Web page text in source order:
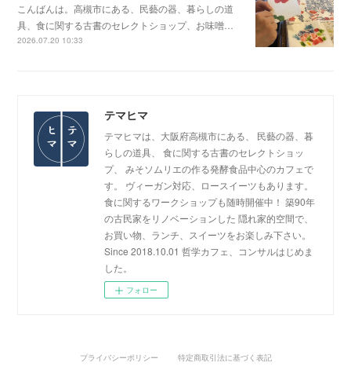
こんばんは。高槻市にある、民藝の器、暮らしの道
具、食に関する古書のセレクトショップ、お味噌…
2026.07.20 10:33
テマヒマ
テマヒマは、大阪府高槻市にある、 民藝の器、暮
らしの道具、 食に関する古書のセレクトショッ
プ、 みそソムリエの作る発酵食品中心のカフェで
す。 ヴィーガン対応、ロースイーツもあります。
食に関するワークショップも随時開催中！ 築90年
の古民家をリノベーションした 隠れ家的空間で、
お買い物、ランチ、スイーツをお楽しみ下さい。
Since 2018.10.01 哲学カフェ、コンサルはじめま
した。
フォロー
プライバシーポリシー 特定商取引法に基づく表記